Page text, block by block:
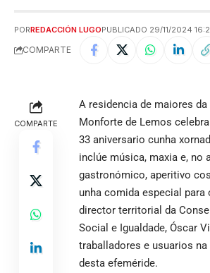
PORREDACCIÓN LUGOPUBLICADO 29/11/2024
COMPARTE
COMPARTE
A residencia de maiores
Monforte de Lemos
33 aniversario cunha
inclúe música, maxia e, no
gastronómico, aperitivo
unha comida especial para
director territorial da
Social e Igualdade, Óscar
traballadores e usuarios
desta efeméride.